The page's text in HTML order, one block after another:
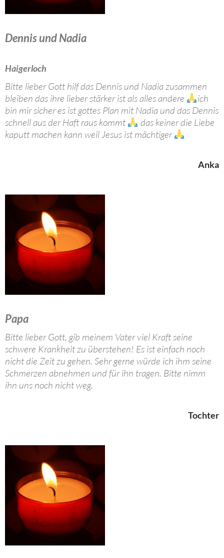
Dennis und Nadia
Haigerloch
Bitte lieber Gott hilf das Dennis und Nadia zusammen
bleiben das ihre lieber stärker ist als alles andere
ich
bin mir sicher es ist gottes Plan mit Nadia und das Dennis
schnell aus der Haft raus kommt
das keiner die Liebe
kaputt machen kann weil Jesus ist mächtiger
Anka
Papa
Bitte lieber Gott, gib meinem Vater viel Kraft seine
schwere Krankheit zu überstehen! Es ist einfach noch
nicht die Zeit zu gehen. Sehr gerne würde ich ihm seine
Schmerzen abnehmen und für ihn tragen. Bitte nimm
ihn uns noch nicht weg.
Tochter